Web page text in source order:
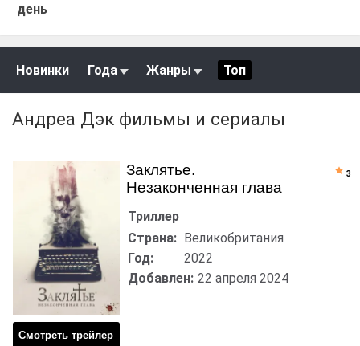
день
Новинки Года Жанры Топ
Андреа Дэк фильмы и сериалы
Заклятье.
Незаконченная глава
Смотреть трейлер
Триллер
Страна: Великобритания
Год:
2022
Добавлен: 22 апреля 2024
3